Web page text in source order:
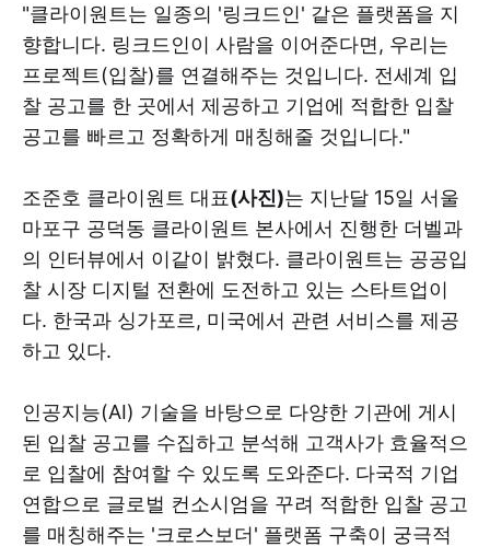
"클라이원트는 일종의 '링크드인' 같은 플랫폼을 지
향합니다. 링크드인이 사람을 이어준다면, 우리는
프로젝트(입찰)를 연결해주는 것입니다. 전세계 입
찰 공고를 한 곳에서 제공하고 기업에 적합한 입찰
공고를 빠르고 정확하게 매칭해줄 것입니다."
조준호 클라이원트 대표(사진)는 지난달 15일 서울
마포구 공덕동 클라이원트 본사에서 진행한 더벨과
의 인터뷰에서 이같이 밝혔다. 클라이원트는 공공입
찰 시장 디지털 전환에 도전하고 있는 스타트업이
다. 한국과 싱가포르, 미국에서 관련 서비스를 제공
하고 있다.
인공지능(AI) 기술을 바탕으로 다양한 기관에 게시
된 입찰 공고를 수집하고 분석해 고객사가 효율적으
로 입찰에 참여할 수 있도록 도와준다. 다국적 기업
연합으로 글로벌 컨소시엄을 꾸려 적합한 입찰 공고
를 매칭해주는 '크로스보더' 플랫폼 구축이 궁극적